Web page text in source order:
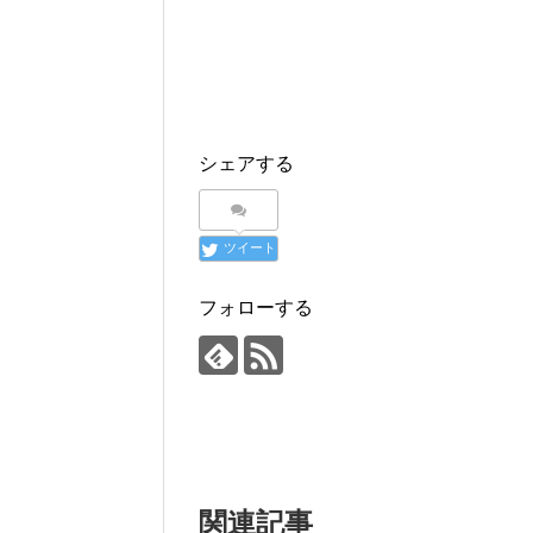
シェアする
ツイート
フォローする
関連記事